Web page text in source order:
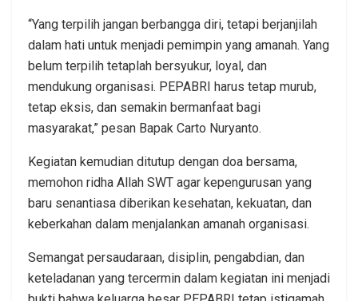
“Yang terpilih jangan berbangga diri, tetapi berjanjilah
dalam hati untuk menjadi pemimpin yang amanah. Yang
belum terpilih tetaplah bersyukur, loyal, dan
mendukung organisasi. PEPABRI harus tetap murub,
tetap eksis, dan semakin bermanfaat bagi
masyarakat,” pesan Bapak Carto Nuryanto.
Kegiatan kemudian ditutup dengan doa bersama,
memohon ridha Allah SWT agar kepengurusan yang
baru senantiasa diberikan kesehatan, kekuatan, dan
keberkahan dalam menjalankan amanah organisasi.
Semangat persaudaraan, disiplin, pengabdian, dan
keteladanan yang tercermin dalam kegiatan ini menjadi